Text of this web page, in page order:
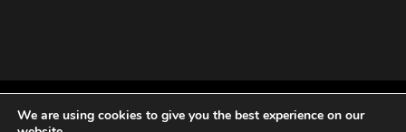
We are using cookies to give you the best experience on our